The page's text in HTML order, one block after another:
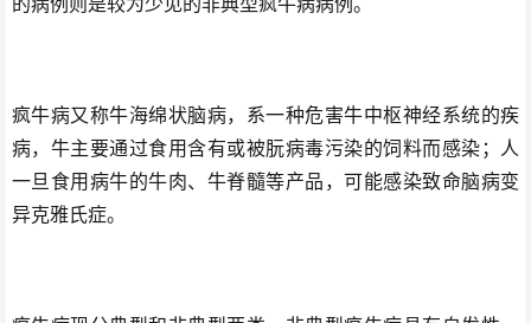
的病例则是较为少见的非典型疯牛病病例。
疯牛病又称牛海绵状脑病，系一种危害牛中枢神经系统的疾
病，牛主要通过食用含有或被朊病毒污染的饲料而感染；人
一旦食用病牛的牛肉、牛脊髓等产品，可能感染致命脑病变
异克雅氏症。